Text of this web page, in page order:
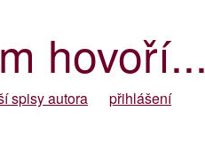
hovoří...
spisy autora přihlášení